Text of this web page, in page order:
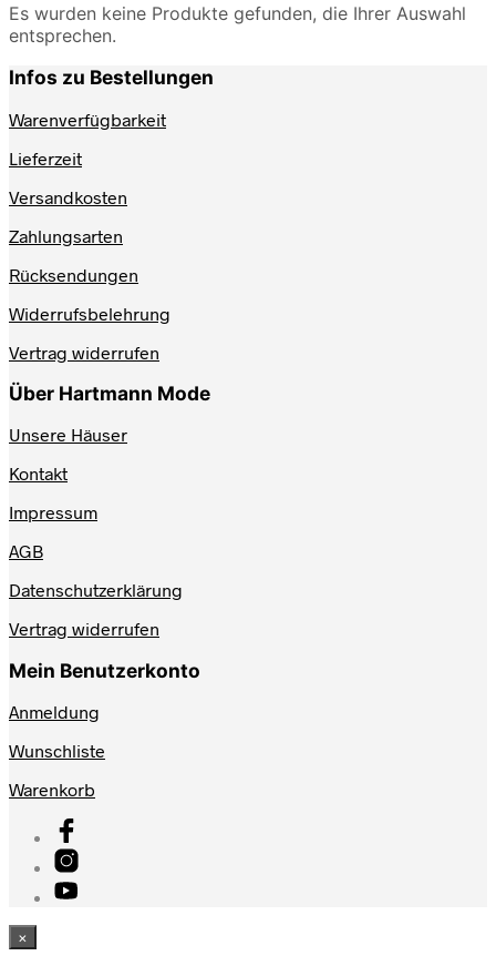
Es wurden keine Produkte gefunden, die Ihrer Auswahl
entsprechen.
Infos zu Bestellungen
Warenverfügbarkeit
Lieferzeit
Versandkosten
Zahlungsarten
Rücksendungen
Widerrufsbelehrung
Vertrag widerrufen
Über Hartmann Mode
Unsere Häuser
Kontakt
Impressum
AGB
Datenschutzerklärung
Vertrag widerrufen
Mein Benutzerkonto
Anmeldung
Wunschliste
Warenkorb
×